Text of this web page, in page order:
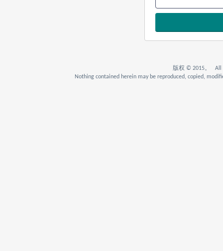
版权 © 2015。 All
Nothing contained herein may be reproduced, copied,